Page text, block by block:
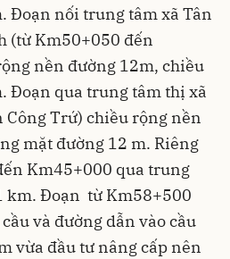
Đoạn nối trung tâm xã Tân
(từ Km50+050 đến
nền đường 12m, chiều
Đoạn qua trung tâm thị xã
Công Trứ) chiều rộng nền
mặt đường 12 m. Riêng
Km45+000 qua trung
km. Đoạn từ Km58+500
và đường dẫn vào cầu
vừa đầu tư nâng cấp nên